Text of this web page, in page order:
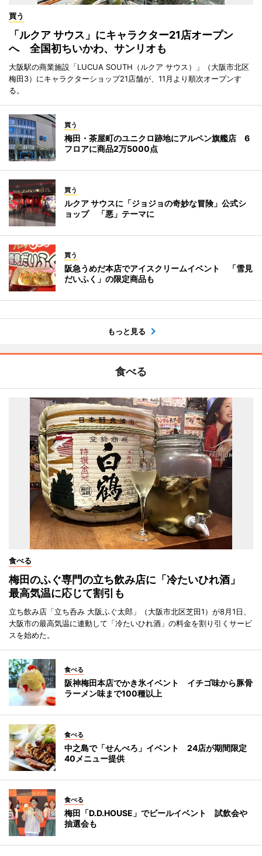
買う
「ルクア サウス」にキャラクター21店オープン
へ 全国初ちいかわ、サンリオも
大阪駅の商業施設「LUCUA SOUTH（ルクア サウス）」（大阪市北区
梅田3）にキャラクターショップ21店舗が、11月より順次オープンす
る。
買う
梅田・茶屋町のユニクロ跡地にアルペン旗艦店 6
フロアに商品2万5000点
買う
ルクア サウスに「ジョジョの奇妙な冒険」公式シ
ョップ 「悪」テーマに
買う
阪急うめだ本店でアイスクリームイベント 「雪見
だいふく」の限定商品も
もっと見る
食べる
食べる
梅田のふぐ専門の立ち飲み店に「冷たいひれ酒」
最高気温に応じて割引も
立ち飲み店「立ち呑み 大阪ふぐ太郎」（大阪市北区芝田1）が8月1日、
大阪市の最高気温に連動して「冷たいひれ酒」の料金を割り引くサービ
スを始めた。
食べる
阪神梅田本店でかき氷イベント イチゴ味から豚骨
ラーメン味まで100種以上
食べる
中之島で「せんべろ」イベント 24店が期間限定
40メニュー提供
食べる
梅田「D.D.HOUSE」でビールイベント 試飲会や
抽選会も